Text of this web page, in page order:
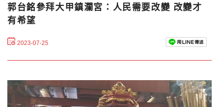
郭台銘參拜大甲鎮瀾宮：人民需要改變 改變才
有希望
2023-07-25